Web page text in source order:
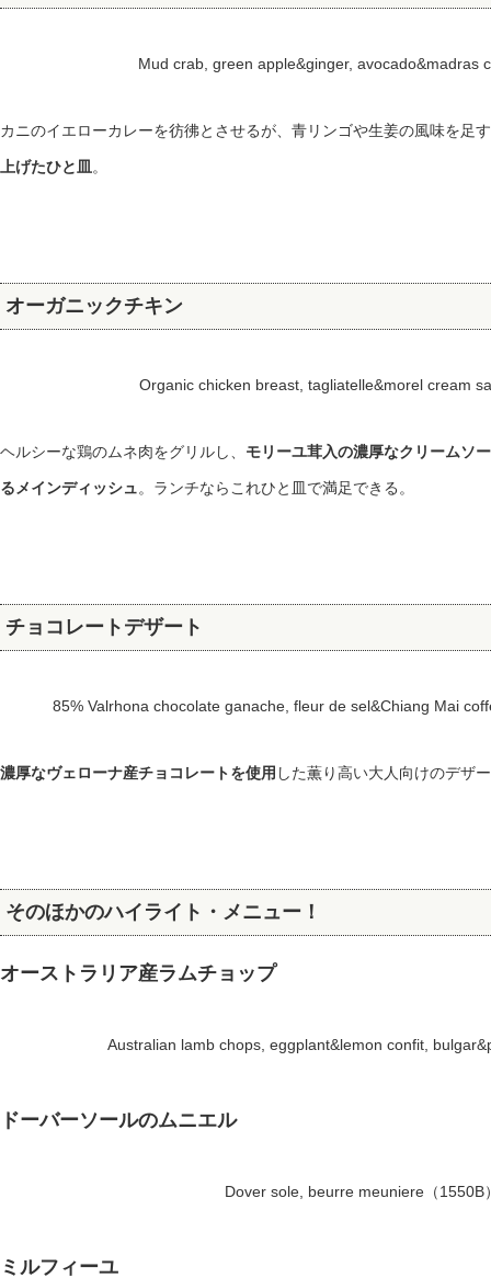
Mud crab, green apple&ginger, avocado&madras
カニのイエローカレーを彷彿とさせるが、青リンゴや生姜の風味を足
上げたひと皿 。
オーガニックチキン
Organic chicken breast, tagliatelle&morel cream
ヘルシーな鶏のムネ肉をグリルし、 モリーユ茸入の濃厚なクリームソ
るメインディッシュ 。ランチならこれひと皿で満足できる。
チョコレートデザート
85% Valrhona chocolate ganache, fleur de sel&Chiang Mai
濃厚なヴェローナ産チョコレートを使用 した薫り高い大人向けのデザ
そのほかのハイライト・メニュー！
オーストラリア産ラムチョップ
Australian lamb chops, eggplant&lemon confit,
ドーバーソールのムニエル
Dover sole, beurre meuniere（1550B
ミルフィーユ